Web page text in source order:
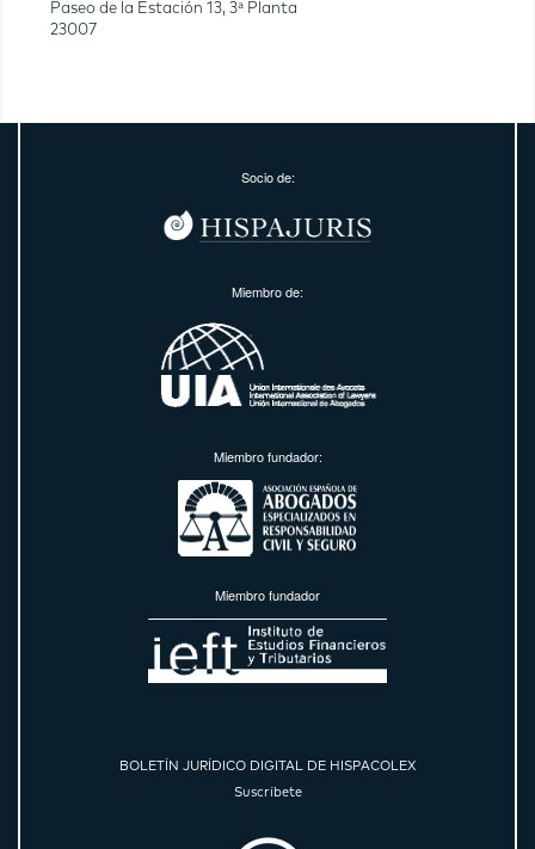
Paseo de la Estación 13, 3ª Planta
23007
Socio de:
Miembro de:
Miembro fundador:
Miembro fundador
BOLETÍN JURÍDICO DIGITAL DE HISPACOLEX
Suscríbete